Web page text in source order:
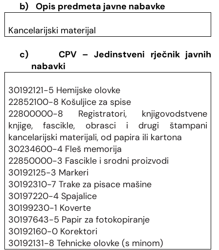
b)
Opis predmeta javne nabavke
Kancelarijski materijal
c)
CPV – Jedinstveni rječnik javnih
nabavki
30192121-5 Hemijske olovke
22852100-8 Košuljice za spise
22800000-8 Registratori, knjigovodstvene
knjige, fascikle, obrasci i drugi štampani
kancelarijski materijali, od papira ili kartona
30234600-4 Fleš memorija
22850000-3 Fascikle i srodni proizvodi
30192125-3 Markeri
30192310-7 Trake za pisace mašine
30197220-4 Spajalice
30199230-1 Koverte
30197643-5 Papir za fotokopiranje
30192160-0 Korektori
30192131-8 Tehnicke olovke (s minom)